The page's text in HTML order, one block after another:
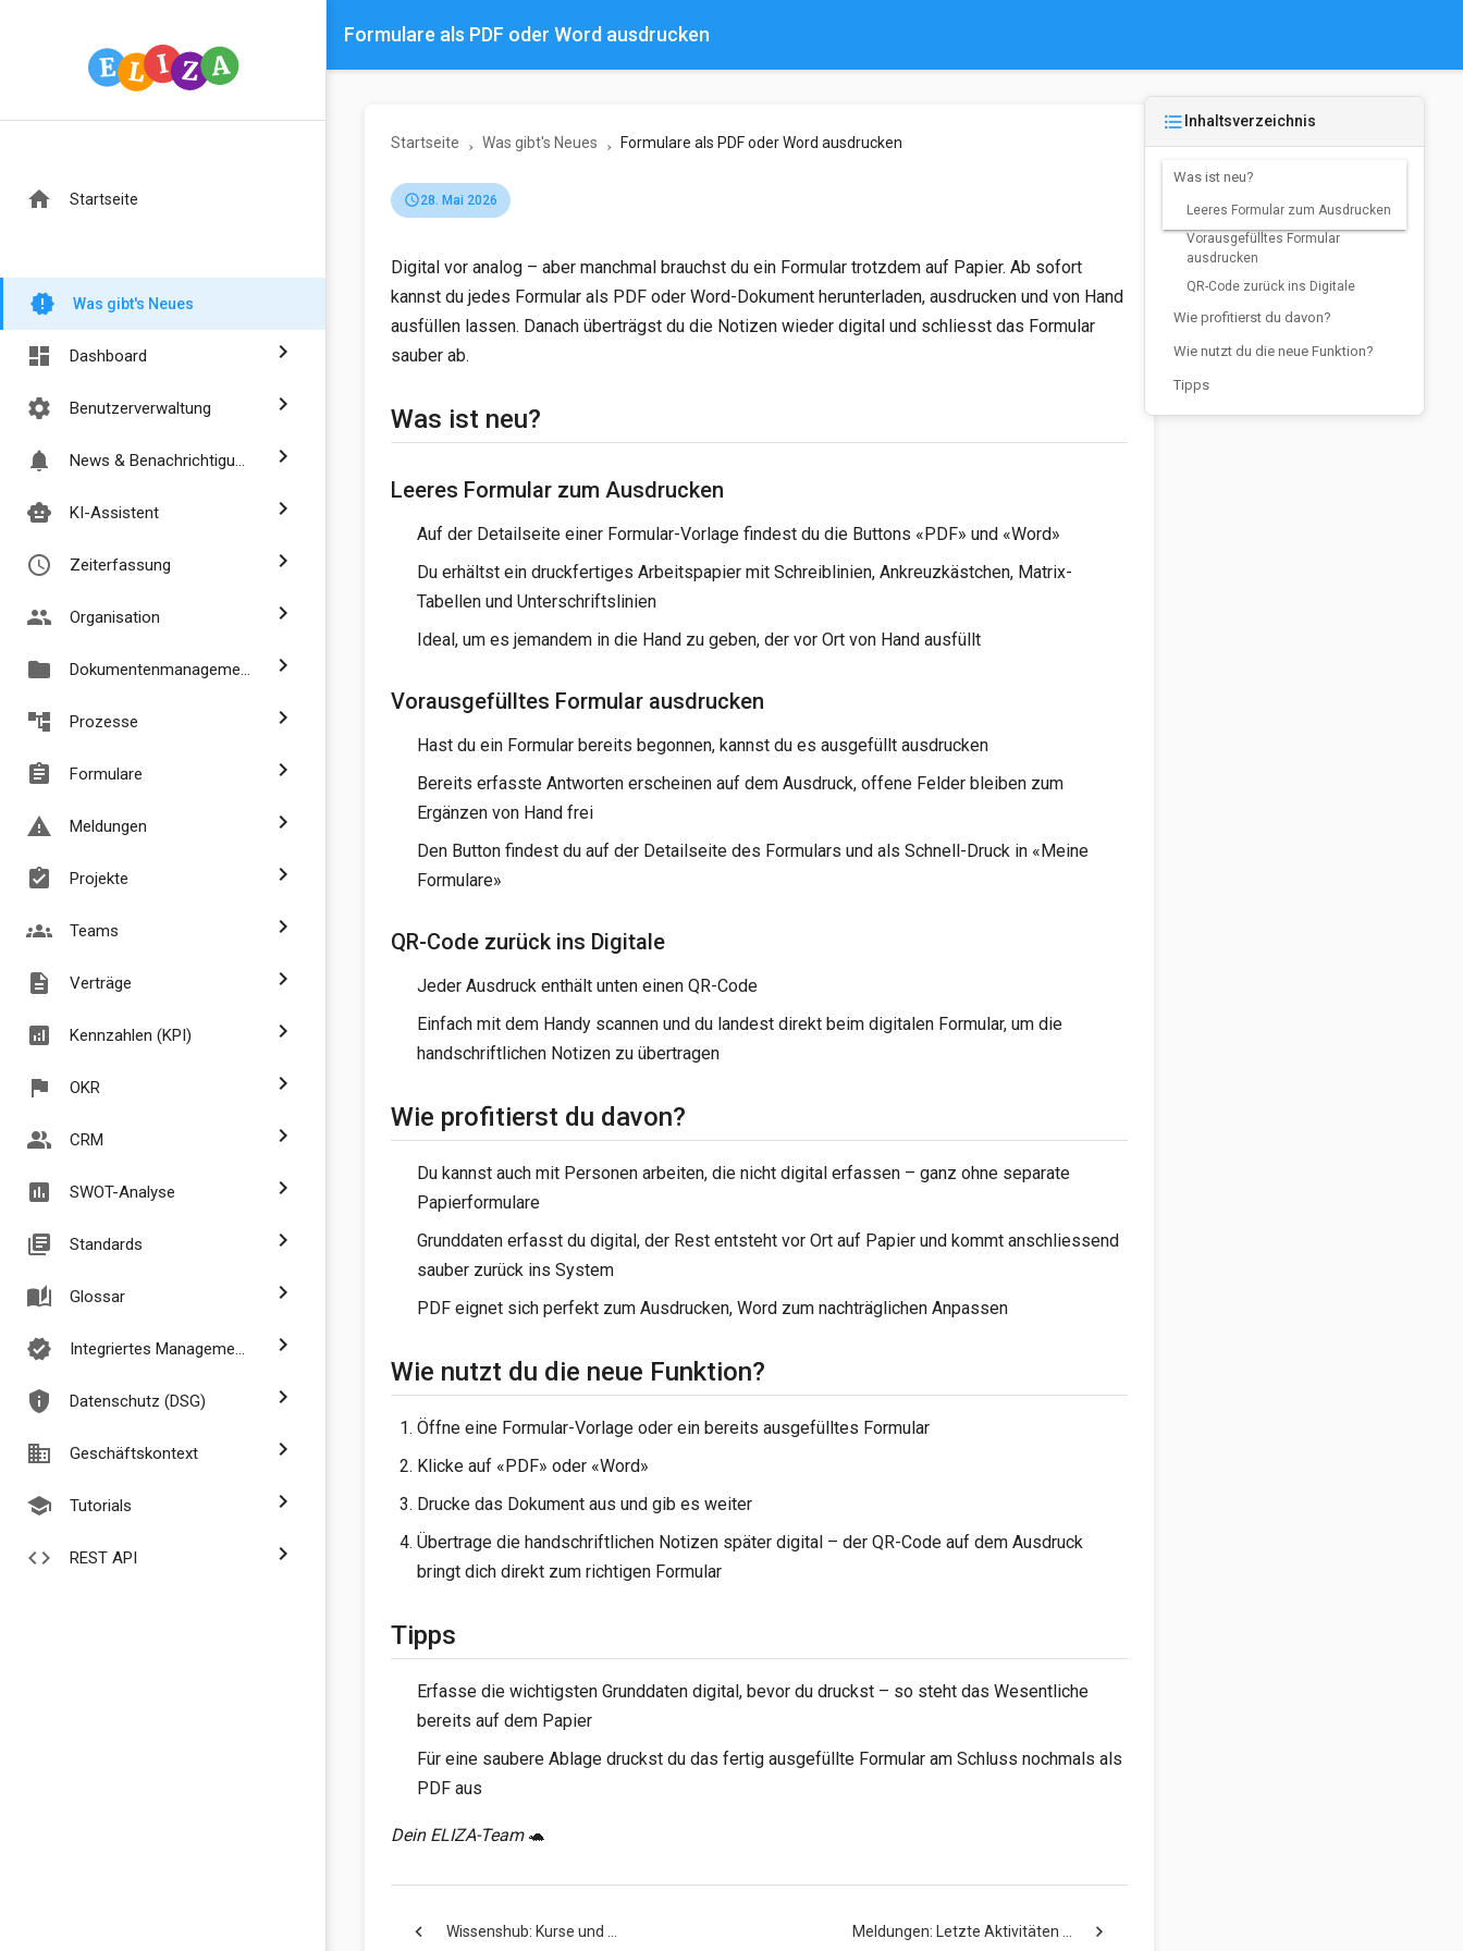
home Startseite
new_releases Was gibt's Neues
dashboard Dashboard chevron_right
settings Benutzerverwaltung chevron_right
notifications News & Benachrichtigungen chevron_right
smart_toy KI-Assistent chevron_right
access_time Zeiterfassung chevron_right
people Organisation chevron_right
folder Dokumentenmanagement chevron_right
account_tree Prozesse chevron_right
assignment Formulare chevron_right
report_problem Meldungen chevron_right
assignment_turned_in Projekte chevron_right
groups Teams chevron_right
description Verträge chevron_right
analytics Kennzahlen (KPI) chevron_right
flag OKR chevron_right
people_alt CRM chevron_right
assessment SWOT-Analyse chevron_right
library_books Standards chevron_right
auto_stories Glossar chevron_right
verified Integriertes Managementsystem chevron_right
privacy_tip Datenschutz (DSG) chevron_right
business Geschäftskontext chevron_right
school Tutorials chevron_right
code REST API chevron_right
Formulare als PDF oder Word ausdrucken
Startseite Was gibt's Neues Formulare als PDF oder Word ausdrucken
schedule28. Mai 2026
Digital vor analog – aber manchmal brauchst du ein Formular trotzdem auf Papier. Ab sofort
kannst du jedes Formular als PDF oder Word-Dokument herunterladen, ausdrucken und von Hand
ausfüllen lassen. Danach überträgst du die Notizen wieder digital und schliesst das Formular
sauber ab.
Was ist neu?
Leeres Formular zum Ausdrucken
Auf der Detailseite einer Formular-Vorlage findest du die Buttons «PDF» und «Word»
Du erhältst ein druckfertiges Arbeitspapier mit Schreiblinien, Ankreuzkästchen, Matrix-
Tabellen und Unterschriftslinien
Ideal, um es jemandem in die Hand zu geben, der vor Ort von Hand ausfüllt
Vorausgefülltes Formular ausdrucken
Hast du ein Formular bereits begonnen, kannst du es ausgefüllt ausdrucken
Bereits erfasste Antworten erscheinen auf dem Ausdruck, offene Felder bleiben zum
Ergänzen von Hand frei
Den Button findest du auf der Detailseite des Formulars und als Schnell-Druck in «Meine
Formulare»
QR-Code zurück ins Digitale
Jeder Ausdruck enthält unten einen QR-Code
Einfach mit dem Handy scannen und du landest direkt beim digitalen Formular, um die
handschriftlichen Notizen zu übertragen
Wie profitierst du davon?
Du kannst auch mit Personen arbeiten, die nicht digital erfassen – ganz ohne separate
Papierformulare
Grunddaten erfasst du digital, der Rest entsteht vor Ort auf Papier und kommt anschliessend
sauber zurück ins System
PDF eignet sich perfekt zum Ausdrucken, Word zum nachträglichen Anpassen
Wie nutzt du die neue Funktion?
Öffne eine Formular-Vorlage oder ein bereits ausgefülltes Formular
Klicke auf «PDF» oder «Word»
Drucke das Dokument aus und gib es weiter
Übertrage die handschriftlichen Notizen später digital – der QR-Code auf dem Ausdruck
bringt dich direkt zum richtigen Formular
Tipps
Erfasse die wichtigsten Grunddaten digital, bevor du druckst – so steht das Wesentliche
bereits auf dem Papier
Für eine saubere Ablage druckst du das fertig ausgefüllte Formular am Schluss nochmals als
PDF aus
Dein ELIZA-Team🐢
chevron_left Wissenshub: Kurse und … Meldungen: Letzte Aktivitäten … chevron_right
format_list_bulleted Inhaltsverzeichnis
Was ist neu?
Leeres Formular zum Ausdrucken
Vorausgefülltes Formular
ausdrucken
QR-Code zurück ins Digitale
Wie profitierst du davon?
Wie nutzt du die neue Funktion?
Tipps